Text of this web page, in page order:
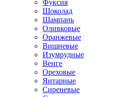
Фуксия
Шоколад
Шампань
Оливковые
Оранжевые
Вишневые
Изумрудные
Венге
Ореховые
Янтарные
Сиреневые